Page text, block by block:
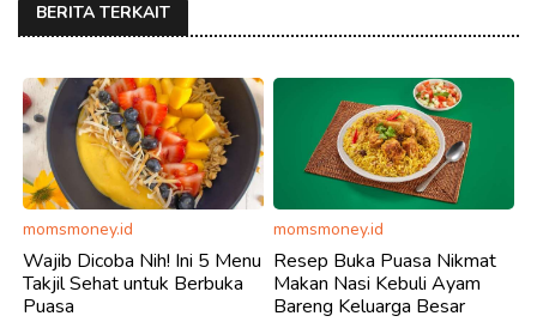
BERITA TERKAIT
momsmoney.id
Wajib Dicoba Nih! Ini 5 Menu
Takjil Sehat untuk Berbuka
Puasa
momsmoney.id
Resep Buka Puasa Nikmat
Makan Nasi Kebuli Ayam
Bareng Keluarga Besar